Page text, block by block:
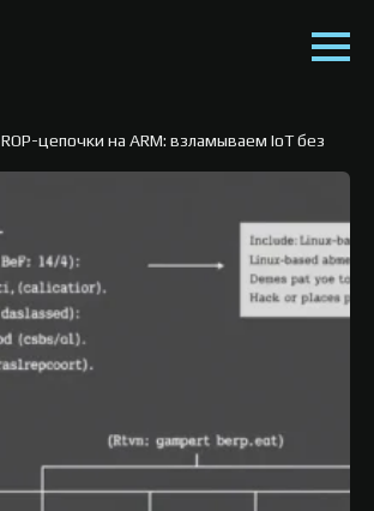
ROP-цепочки на ARM: взламываем IoT без